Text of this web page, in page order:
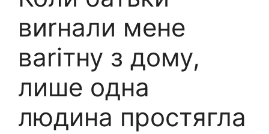
виrнали мене
ваrітну з дому,
лише одна
людина простягла